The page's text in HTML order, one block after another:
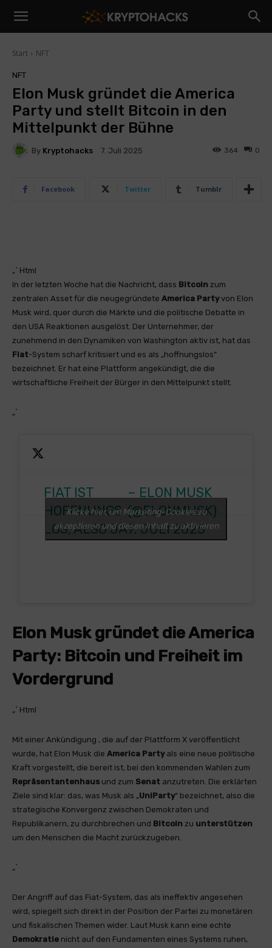
Start NFT
NFT
Elon Musk gründet die America
Party und stellt Bitcoin in den
Mittelpunkt der Bühne
By Kryptohacks 7. Juli 2025 0
364
Facebook Twitter Tumblr
„` Html
In der letzten Woche hat die Nachricht, dass Bitcoin zum
zentralen Asset für die neugegründete America Partyvon Elon
Musk wird, quer durch die Märkte und die politische Debatte in
den USA Reaktionen ausgelöst. Der Unternehmer, der
zunehmend in den Dynamiken von Washington aktiv ist, hat das
Fiat-System scharf kritisiert und es als „hoffnungslos“
bezeichnet. Er hat eine Plattform angekündigt, die die
wirtschaftliche Freiheit der Bürger in den Mittelpunkt stellt.
„`
FIAT IST
HOFFNUNGS
LOS, ALSO JA
– ELON MUSK
(@ELONMUSK)
7. JULI 2025
Klicke hier, um Marketing-Cookies zu
akzeptieren und diesen Inhalt zu aktivieren
Elon Musk gründet die America
Party: Bitcoin und Freiheit im
Vordergrund
„` Html
Mit einer Ankündigung , die auf der Plattform X veröffentlicht
wurde, hat Elon Musk die America Partyals eine neue politische
Kraft vorgestellt, die bereit ist, bei den kommenden Wahlen zum
Repräsentantenhaus und zum Senat anzutreten. Die erklärten
Ziele sind klar: das, was Musk als „UniParty“ bezeichnet, also die
strategische Konvergenz zwischen Demokraten und
Republikanern, zu durchbrechen und Bitcoin zu unterstützen
um den Menschen die Macht zurückzugeben.
„`
Der Angriff auf das Fiat-System, das als ineffektiv angesehen
wird, spiegelt sich direkt in der Position der Partei zu monetären
und fiskalischen Themen wider. Laut Musk kann eine echte
Demokratie nicht auf den Fundamenten eines Systems ruhen,